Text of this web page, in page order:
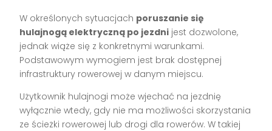
W określonych sytuacjach poruszanie się
hulajnogą elektryczną po jezdni jest dozwolone,
jednak wiąże się z konkretnymi warunkami.
Podstawowym wymogiem jest brak dostępnej
infrastruktury rowerowej w danym miejscu.
Użytkownik hulajnogi może wjechać na jezdnię
wyłącznie wtedy, gdy nie ma możliwości skorzystania
ze ścieżki rowerowej lub drogi dla rowerów. W takiej